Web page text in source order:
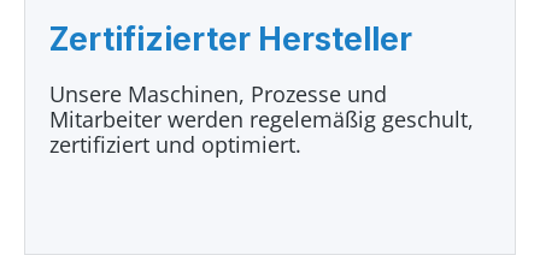
Zertifizierter Hersteller
Unsere Maschinen, Prozesse und
Mitarbeiter werden regelemäßig geschult,
zertifiziert und optimiert.